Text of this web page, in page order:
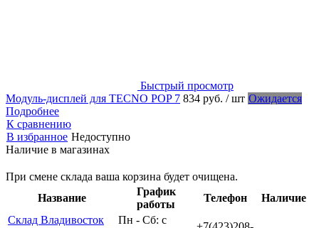
Быстрый просмотр
Модуль-дисплей для TECNO POP 7 834 руб. / шт Ожидается
Подробнее
К сравнению
В избранное Недоступно
Наличие в магазинах
При смене склада ваша корзина будет очищена.
Название
График
работы
Телефон
Наличие
Склад Владивосток
Пн - Сб: с